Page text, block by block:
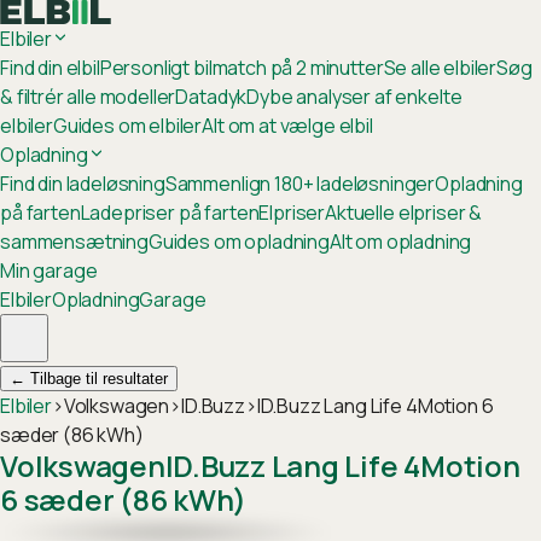
Elbiler
Find din elbilPersonligt bilmatch på 2 minutterSe alle elbilerSøg
& filtrér alle modellerDatadykDybe analyser af enkelte
elbilerGuides om elbilerAlt om at vælge elbil
Opladning
Find din ladeløsningSammenlign 180+ ladeløsningerOpladning
på fartenLadepriser på fartenElpriserAktuelle elpriser &
sammensætningGuides om opladningAlt om opladning
Min garage
ElbilerOpladningGarage
← Tilbage til resultater
Elbiler›Volkswagen›ID.Buzz›ID.Buzz Lang Life 4Motion 6
sæder (86 kWh)
VolkswagenID.Buzz Lang Life 4Motion
6 sæder (86 kWh)